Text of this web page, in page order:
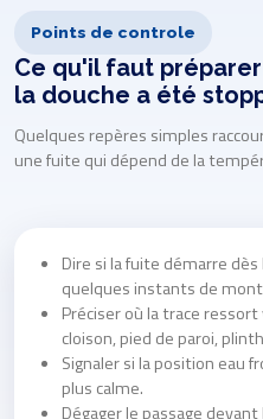
Points de controle
Ce qu'il faut
la douche a été
Quelques repères simples
une fuite qui dépend de la
Dire si la fuite démarre
quelques instants de
Préciser où la trace
cloison, pied de paroi,
Signaler si la position eau
plus calme.
Dégager le passage